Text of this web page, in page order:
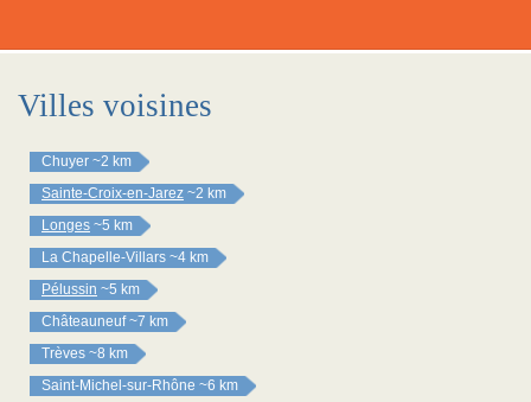
Villes voisines
Chuyer ~2 km
Sainte-Croix-en-Jarez ~2 km
Longes ~5 km
La Chapelle-Villars ~4 km
Pélussin ~5 km
Châteauneuf ~7 km
Trèves ~8 km
Saint-Michel-sur-Rhône ~6 km